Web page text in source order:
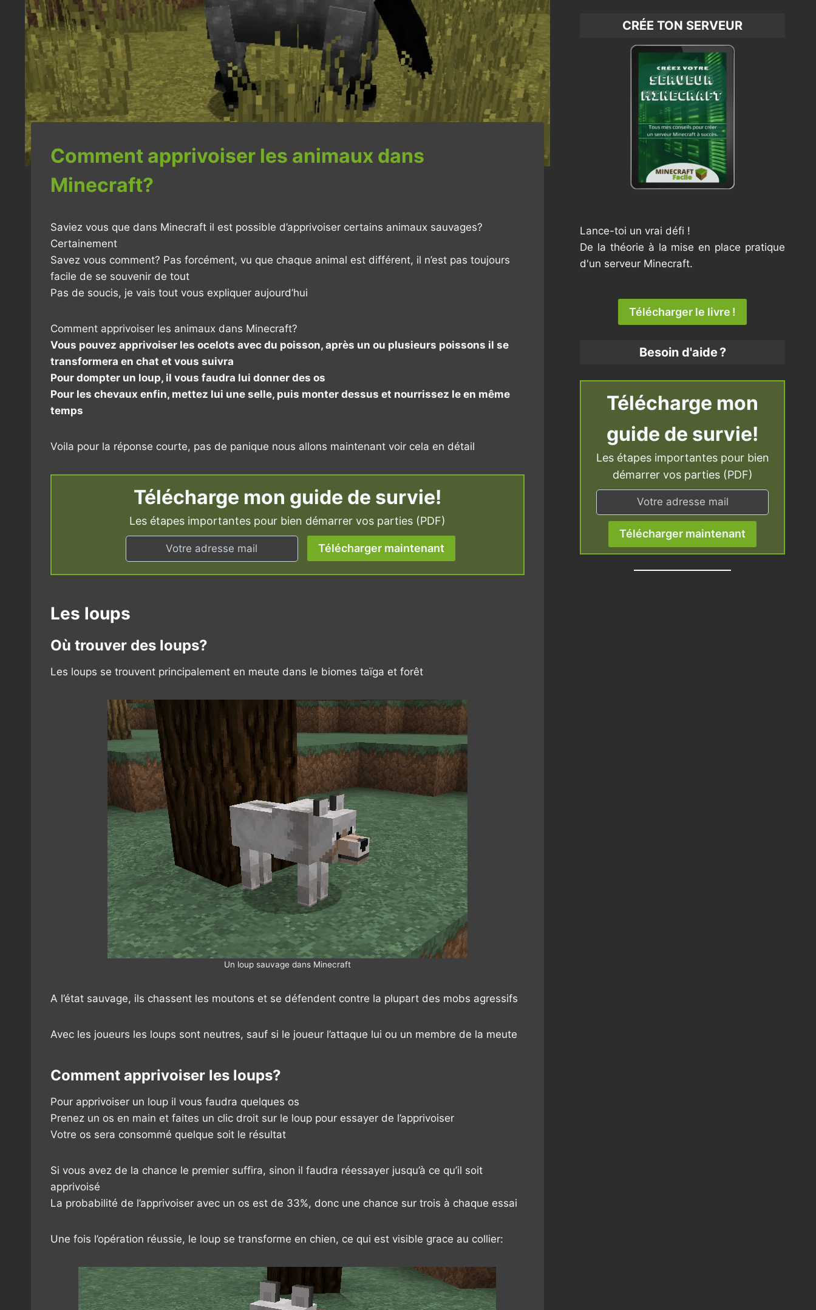
Comment apprivoiser les animaux dans
Minecraft?
Saviez vous que dans Minecraft il est possible d’apprivoiser certains animaux sauvages?
Certainement
Savez vous comment? Pas forcément, vu que chaque animal est différent, il n’est pas toujours
facile de se souvenir de tout
Pas de soucis, je vais tout vous expliquer aujourd’hui
Comment apprivoiser les animaux dans Minecraft?
Vous pouvez apprivoiser les ocelots avec du poisson, après un ou plusieurs poissons il se
transformera en chat et vous suivra
Pour dompter un loup, il vous faudra lui donner des os
Pour les chevaux enfin, mettez lui une selle, puis monter dessus et nourrissez le en même
temps
Voila pour la réponse courte, pas de panique nous allons maintenant voir cela en détail
Télécharge mon guide de survie!
Les étapes importantes pour bien démarrer vos parties (PDF)
Télécharger maintenant
Les loups
Où trouver des loups?
Les loups se trouvent principalement en meute dans le biomes taïga et forêt
Un loup sauvage dans Minecraft
A l’état sauvage, ils chassent les moutons et se défendent contre la plupart des mobs agressifs
Avec les joueurs les loups sont neutres, sauf si le joueur l’attaque lui ou un membre de la meute
Comment apprivoiser les loups?
Pour apprivoiser un loup il vous faudra quelques os
Prenez un os en main et faites un clic droit sur le loup pour essayer de l’apprivoiser
Votre os sera consommé quelque soit le résultat
Si vous avez de la chance le premier suffira, sinon il faudra réessayer jusqu’à ce qu’il soit
apprivoisé
La probabilité de l’apprivoiser avec un os est de 33%, donc une chance sur trois à chaque essai
Une fois l’opération réussie, le loup se transforme en chien, ce qui est visible grace au collier:
CRÉE TON SERVEUR
Lance-toi un vrai défi !
De la théorie à la mise en place pratique
d'un serveur Minecraft.
Télécharger le livre !
Besoin d'aide ?
Télécharge mon
guide de survie!
Les étapes importantes pour bien
démarrer vos parties (PDF)
Télécharger maintenant